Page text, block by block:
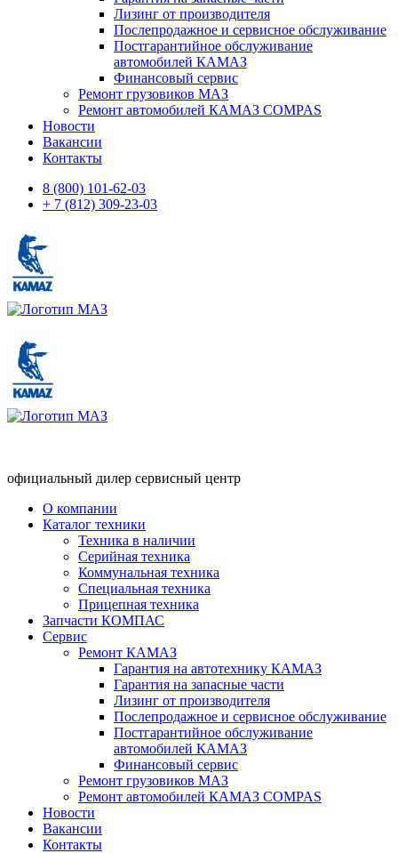
Лизинг от производителя
Послепродажное и сервисное обслуживание
Постгарантийное обслуживание
автомобилей КАМАЗ
Финансовый сервис
Ремонт грузовиков МАЗ
Ремонт автомобилей КАМАЗ COMPAS
Новости
Вакансии
Контакты
8 (800) 101-62-03
+ 7 (812) 309-23-03
официальный дилер сервисный центр
О компании
Каталог техники
Техника в наличии
Серийная техника
Коммунальная техника
Специальная техника
Прицепная техника
Запчасти КОМПАС
Сервис
Ремонт КАМАЗ
Гарантия на автотехнику КАМАЗ
Гарантия на запасные части
Лизинг от производителя
Послепродажное и сервисное обслуживание
Постгарантийное обслуживание
автомобилей КАМАЗ
Финансовый сервис
Ремонт грузовиков МАЗ
Ремонт автомобилей КАМАЗ COMPAS
Новости
Вакансии
Контакты